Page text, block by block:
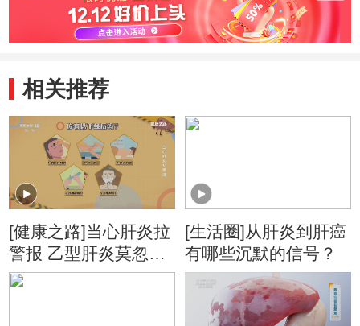
相关推荐
[健康之路]当心肝炎拉
警报 乙型肝炎莫忽视
小心肝癌找上你
[生活圈]从肝炎到肝癌
有哪些沉默的信号？